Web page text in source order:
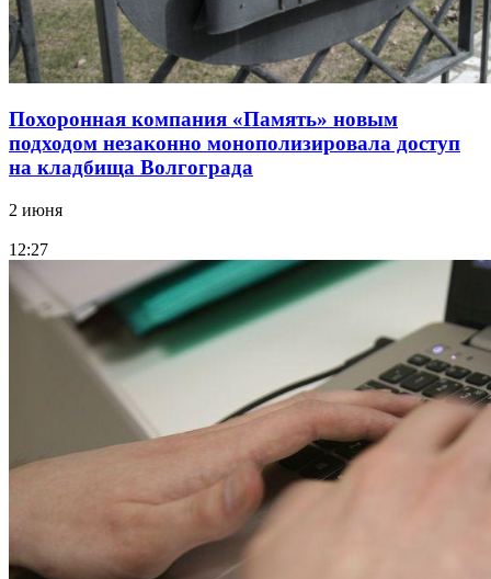
Похоронная компания «Память» новым
подходом незаконно монополизировала доступ
на кладбища Волгограда
2 июня
12:27